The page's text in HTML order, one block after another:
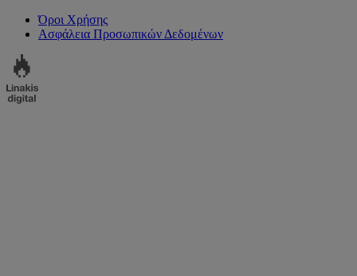
Όροι Χρήσης
Ασφάλεια Προσωπικών Δεδομένων